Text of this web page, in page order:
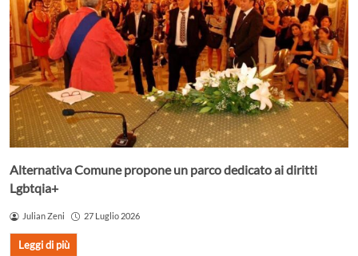
Alternativa Comune propone un parco dedicato ai diritti
Lgbtqia+
Julian Zeni 27 Luglio 2026
Leggi di più